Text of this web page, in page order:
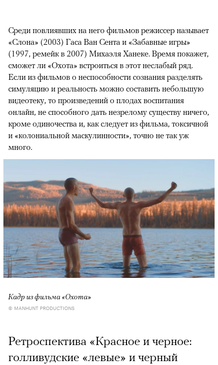
Среди повлиявших на него фильмов режиссер называет
«Слона» (2003) Гаса Ван Сента и «Забавные игры»
(1997, ремейк в 2007) Михаэля Ханеке. Время покажет,
сможет ли «Охота» встроиться в этот неслабый ряд.
Если из фильмов о неспособности сознания разделять
симуляцию и реальность можно составить небольшую
видеотеку, то произведений о плодах воспитания
онлайн, не способного дать незрелому существу ничего,
кроме одиночества и, как следует из фильма, токсичной
и «колониальной маскулинности», точно не так уж
много.
Кадр из фильма «Охота»
© MANHUNT PRODUCTIONS
Ретроспектива «Красное и черное:
голливудские «левые» и черный